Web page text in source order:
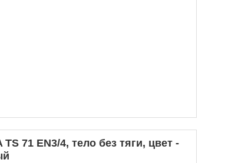
71 EN3/4, тело без тяги, цвет -